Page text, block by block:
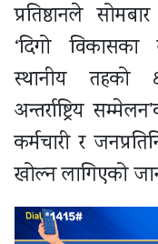
प्रतिष्ठानले
‘दिगो विकासका
स्थानीय तहको
अन्तर्राष्ट्रिय
कर्मचारी र
खोल्न लागिएको